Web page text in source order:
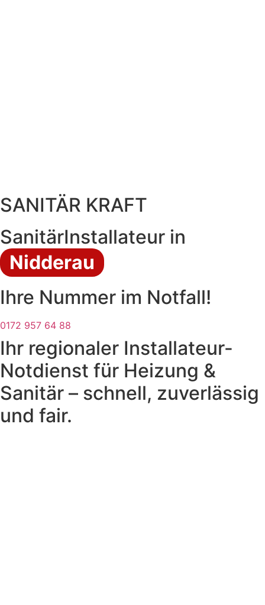
SANITÄR KRAFT
SanitärInstallateur in
Nidderau
Ihre Nummer im Notfall!
0172 957 64 88
Ihr regionaler Installateur-
Notdienst für Heizung &
Sanitär – schnell, zuverlässig
und fair.